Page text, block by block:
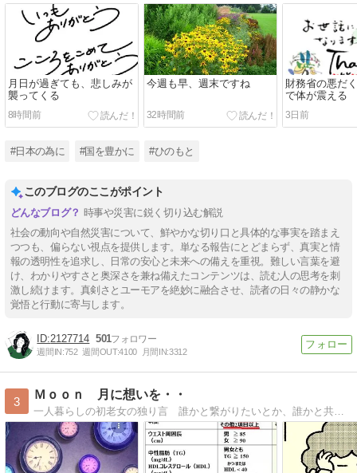
月日が過ぎても、悲しみが
襲ってくる
8時間前
今週も早、週末ですね
32時間前
財務省の悪だ
で体が震える
3日前
#日本の為に #国を豊かに #ひのもと
このブログのここがポイント
時事や災害に鋭く切り込む解説
社会の動向や自然災害について、鮮やかな切り口と具体的な事実を踏まえ
つつも、偏らない視点を提供します。単なる報告にとどまらず、真実と情
報の透明性を追求し、日常の安心と未来への備えを重視。難しい言葉を避
け、わかりやすさと奥深さを兼ね備えたコンテンツは、読む人の思考を刺
激し続けます。真剣さとユーモアを絶妙に融合させ、読者の日々の静かな
覚悟と行動に寄与します。
2127714 501
週間IN:752 週間OUT:4100 月間IN:3312
3
Ｍｏｏｎ 月に想いを・・